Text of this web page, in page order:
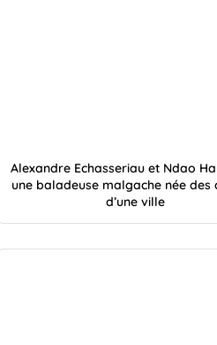
Alexandre Echasseriau et Ndao
une baladeuse malgache née des
d’une ville